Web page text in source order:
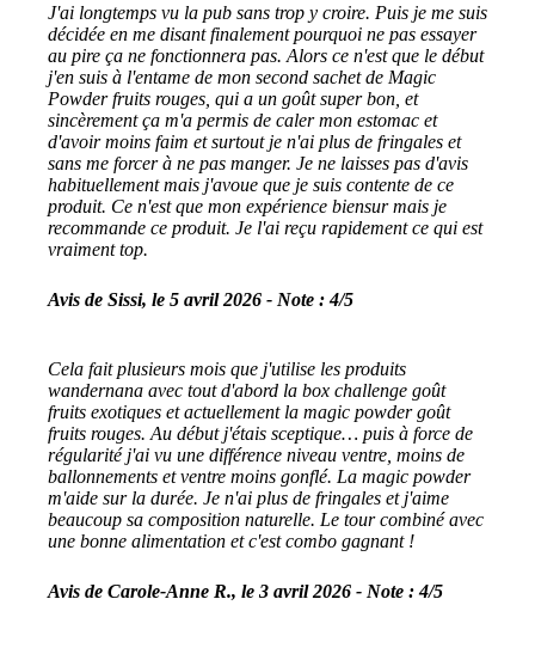
J'ai longtemps vu la pub sans trop y croire. Puis je me suis
décidée en me disant finalement pourquoi ne pas essayer
au pire ça ne fonctionnera pas. Alors ce n'est que le début
j'en suis à l'entame de mon second sachet de Magic
Powder fruits rouges, qui a un goût super bon, et
sincèrement ça m'a permis de caler mon estomac et
d'avoir moins faim et surtout je n'ai plus de fringales et
sans me forcer à ne pas manger. Je ne laisses pas d'avis
habituellement mais j'avoue que je suis contente de ce
produit. Ce n'est que mon expérience biensur mais je
recommande ce produit. Je l'ai reçu rapidement ce qui est
vraiment top.
Avis de Sissi, le 5 avril 2026 - Note : 4/5
Cela fait plusieurs mois que j'utilise les produits
wandernana avec tout d'abord la box challenge goût
fruits exotiques et actuellement la magic powder goût
fruits rouges. Au début j'étais sceptique… puis à force de
régularité j'ai vu une différence niveau ventre, moins de
ballonnements et ventre moins gonflé. La magic powder
m'aide sur la durée. Je n'ai plus de fringales et j'aime
beaucoup sa composition naturelle. Le tour combiné avec
une bonne alimentation et c'est combo gagnant !
Avis de Carole-Anne R., le 3 avril 2026 - Note : 4/5